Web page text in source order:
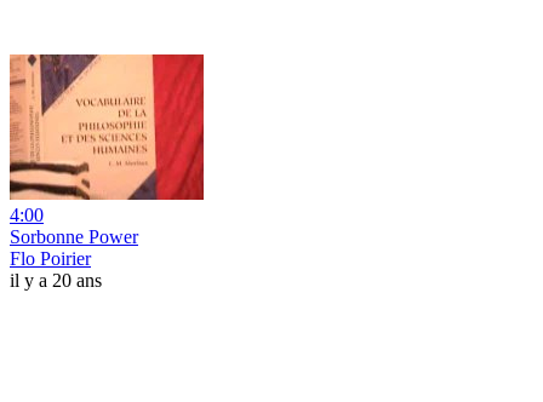
4:00
Sorbonne Power
Flo Poirier
il y a 20 ans